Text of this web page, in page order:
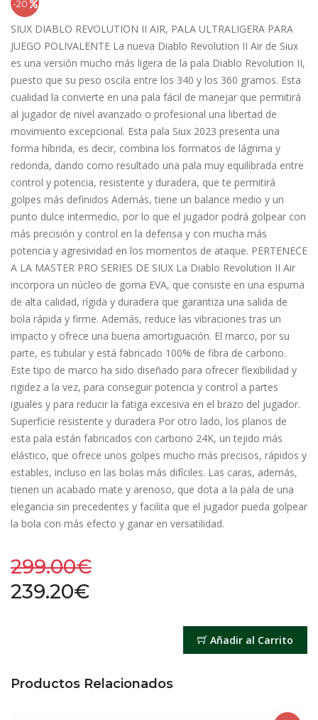
-20
SIUX DIABLO REVOLUTION II AIR, PALA ULTRALIGERA PARA
JUEGO POLIVALENTE La nueva Diablo Revolution II Air de Siux
es una versión mucho más ligera de la pala Diablo Revolution II,
puesto que su peso oscila entre los 340 y los 360 gramos. Esta
cualidad la convierte en una pala fácil de manejar que permitirá
al jugador de nivel avanzado o profesional una libertad de
movimiento excepcional. Esta pala Siux 2023 presenta una
forma híbrida, es decir, combina los formatos de lágrima y
redonda, dando como resultado una pala muy equilibrada entre
control y potencia, resistente y duradera, que te permitirá
golpes más definidos Además, tiene un balance medio y un
punto dulce intermedio, por lo que el jugador podrá golpear con
más precisión y control en la defensa y con mucha más
potencia y agresividad en los momentos de ataque. PERTENECE
A LA MASTER PRO SERIES DE SIUX La Diablo Revolution II Air
incorpora un núcleo de goma EVA, que consiste en una espuma
de alta calidad, rígida y duradera que garantiza una salida de
bola rápida y firme. Además, reduce las vibraciones tras un
impacto y ofrece una buena amortiguación. El marco, por su
parte, es tubular y está fabricado 100% de fibra de carbono.
Este tipo de marco ha sido diseñado para ofrecer flexibilidad y
rigidez a la vez, para conseguir potencia y control a partes
iguales y para reducir la fatiga excesiva en el brazo del jugador.
Superficie resistente y duradera Por otro lado, los planos de
esta pala están fabricados con carbono 24K, un tejido más
elástico, que ofrece unos golpes mucho más precisos, rápidos y
estables, incluso en las bolas más difíciles. Las caras, además,
tienen un acabado mate y arenoso, que dota a la pala de una
elegancia sin precedentes y facilita que el jugador pueda golpear
la bola con más efecto y ganar en versatilidad.
299.00€
239.20€
Añadir al Carrito
Productos Relacionados